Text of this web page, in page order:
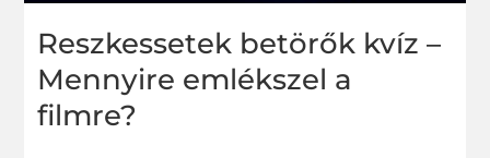
Reszkessetek betörők kvíz –
Mennyire emlékszel a
filmre?